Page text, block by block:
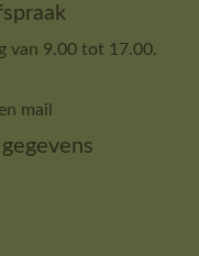
van 9.00 tot 17.00.
mail